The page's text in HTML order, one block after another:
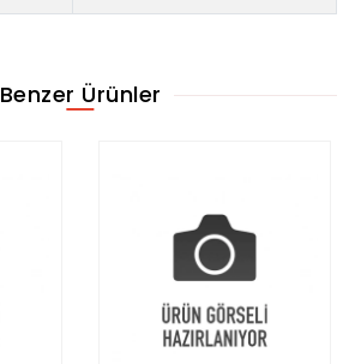
Benzer Ürünler